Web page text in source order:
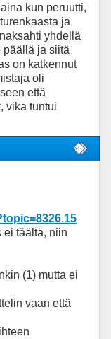
kun peruutti,
ja
yhdellä
päällä ja siitä
on katkennut
oli
että
vika tuntui
täältä, niin
(1) mutta ei
vaan että